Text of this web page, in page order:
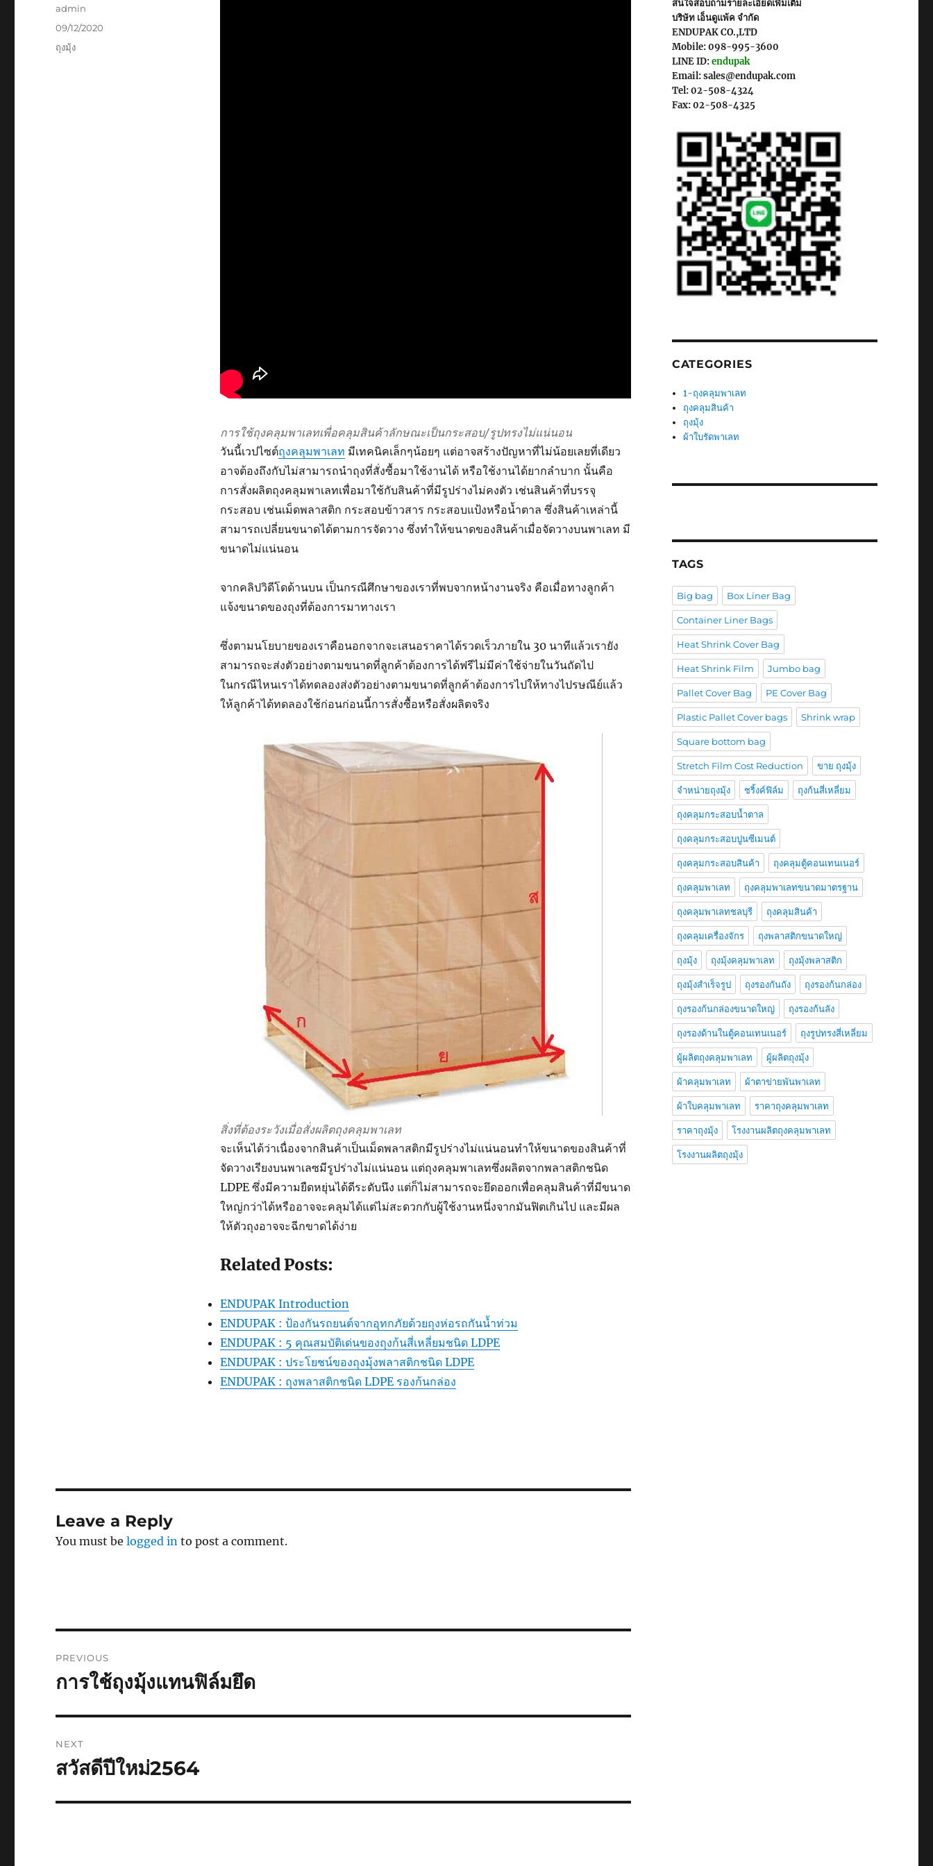
การใช้ถุงคลุมพาเลทเพื่อคลุมสินค้าลักษณะเป็นกระสอบ/รูปทรงไม่แน่นอน
วันนี้เวปไซต์ถุงคลุมพาเลท มีเทคนิคเล็กๆน้อยๆ แต่อาจสร้างปัญหาที่ไม่น้อยเลยที่เดียว
อาจต้องถึงกับไม่สามารถนำถุงที่สั่งซื้อมาใช้งานได้ หรือใช้งานได้ยากลำบาก นั้นคือ
การสั่งผลิตถุงคลุมพาเลทเพื่อมาใช้กับสินค้าที่มีรูปร่างไม่คงตัว เช่นสินค้าที่บรรจุ
กระสอบ เช่นเม็ดพลาสติก กระสอบข้าวสาร กระสอบแป้งหรือน้ำตาล ซึ่งสินค้าเหล่านี้
สามารถเปลี่ยนขนาดได้ตามการจัดวาง ซึ่งทำให้ขนาดของสินค้าเมื่อจัดวางบนพาเลท มี
ขนาดไม่แน่นอน
จากคลิปวิดีโดด้านบน เป็นกรณีศึกษาของเราที่พบจากหน้างานจริง คือเมื่อทางลูกค้า
แจ้งขนาดของถุงที่ต้องการมาทางเรา
ซึ่งตามนโยบายของเราคือนอกจากจะเสนอราคาได้รวดเร็วภายใน 30 นาทีแล้วเรายัง
สามารถจะส่งตัวอย่างตามขนาดที่ลูกค้าต้องการได้ฟรีไม่มีค่าใช้จ่ายในวันถัดไป
ในกรณีไหนเราได้ทดลองส่งตัวอย่างตามขนาดที่ลูกค้าต้องการไปให้ทางไปรษณีย์แล้ว
ให้ลูกค้าได้ทดลองใช้ก่อนก่อนนี้การสั่งซื้อหรือสั่งผลิตจริง
สิ่งที่ต้องระวังเมื่อสั่งผลิตถุงคลุมพาเลท
จะเห็นได้ว่าเนื่องจากสินค้าเป็นเม็ดพลาสติกมีรูปร่างไม่แน่นอนทำให้ขนาดของสินค้าที่
จัดวางเรียงบนพาเลซมีรูปร่างไม่แน่นอน แต่ถุงคลุมพาเลทซึ่งผลิตจากพลาสติกชนิด
LDPE ซึ่งมีความยืดหยุ่นได้ดีระดับนึง แต่ก็ไม่สามารถจะยึดออกเพื่อคลุมสินค้าที่มีขนาด
ใหญ่กว่าได้หรืออาจจะคลุมได้แต่ไม่สะดวกกับผู้ใช้งานหนึ่งจากมันฟิตเกินไป และมีผล
ให้ตัวถุงอาจจะฉีกขาดได้ง่าย
Related Posts:
ENDUPAK Introduction
ENDUPAK : ป้องกันรถยนต์จากอุทกภัยด้วยถุงห่อรถกันน้ำท่วม
ENDUPAK : 5 คุณสมบัติเด่นของถุงก้นสี่เหลี่ยมชนิด LDPE
ENDUPAK : ประโยชน์ของถุงมุ้งพลาสติกชนิด LDPE
ENDUPAK : ถุงพลาสติกชนิด LDPE รองก้นกล่อง
Author
admin
Posted
09/12/2020
Categories
ถุงมุ้ง
Leave a Reply
You must belogged in to post a comment.
navigation
PREVIOUS
Previous
การใช้ถุงมุ้งแทนฟิล์มยึด
NEXT
Next
สวัสดีปีใหม่2564
สนใจสอบถามรายละเอียดเพิ่มเติม
บริษัท เอ็นดูแพ้ค จำกัด
ENDUPAK CO.,LTD
Mobile: 098-995-3600
LINE ID:endupak
Email: sales@endupak.com
Tel: 02-508-4324
Fax: 02-508-4325
CATEGORIES
1-ถุงคลุมพาเลท
ถุงคลุมสินค้า
ถุงมุ้ง
ผ้าใบรัดพาเลท
TAGS
Big bag Box Liner Bag
Container Liner Bags
Heat Shrink Cover Bag
Heat Shrink Film Jumbo bag
Pallet Cover Bag PE Cover Bag
Plastic Pallet Cover bags Shrink wrap
Square bottom bag
Stretch Film Cost Reduction ขาย ถุงมุ้ง
จำหน่ายถุงมุ้ง ชริ้งค์ฟิล์ม ถุงก้นสี่เหลี่ยม
ถุงคลุมกระสอบน้ำตาล
ถุงคลุมกระสอบปูนซีเมนต์
ถุงคลุมกระสอบสินค้า ถุงคลุมตู้คอนเทนเนอร์
ถุงคลุมพาเลท ถุงคลุมพาเลทขนาดมาตรฐาน
ถุงคลุมพาเลทชลบุรี ถุงคลุมสินค้า
ถุงคลุมเครื่องจักร ถุงพลาสติกขนาดใหญ่
ถุงมุ้ง ถุงมุ้งคลุมพาเลท ถุงมุ้งพลาสติก
ถุงมุ้งสำเร็จรูป ถุงรองกันถัง ถุงรองก้นกล่อง
ถุงรองก้นกล่องขนาดใหญ่ ถุงรองก้นลัง
ถุงรองด้านในตู้คอนเทนเนอร์ ถุงรูปทรงสี่เหลี่ยม
ผู้ผลิตถุงคลุมพาเลท ผู้ผลิตถุงมุ้ง
ผ้าคลุมพาเลท ผ้าตาข่ายพันพาเลท
ผ้าใบคลุมพาเลท ราคาถุงคลุมพาเลท
ราคาถุงมุ้ง โรงงานผลิตถุงคลุมพาเลท
โรงงานผลิตถุงมุ้ง